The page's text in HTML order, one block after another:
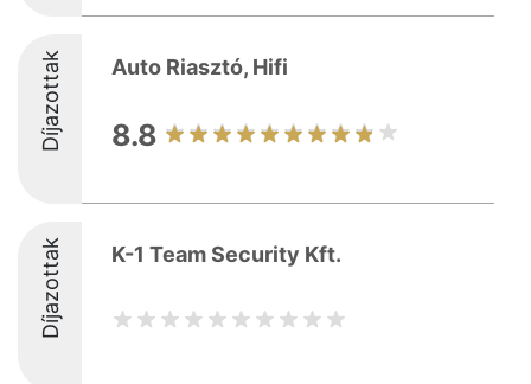
Díjazottak Auto Riasztó, Hifi
8.8
Díjazottak K-1 Team Security Kft.